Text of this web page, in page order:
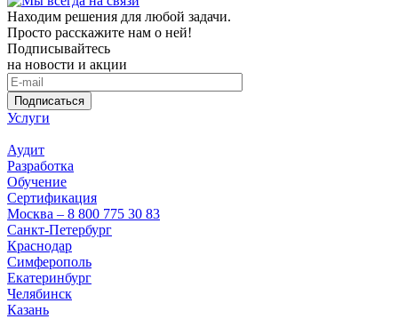
Находим решения для любой задачи.
Просто расскажите нам о ней!
Подписывайтесь
на новости и акции
Подписаться
Услуги
Аудит
Разработка
Обучение
Сертификация
Москва – 8 800 775 30 83
Санкт-Петербург
Краснодар
Симферополь
Екатеринбург
Челябинск
Казань